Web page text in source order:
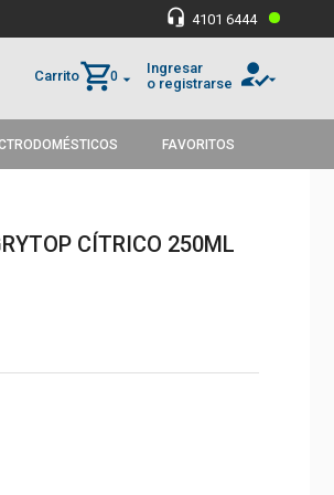
headset_mic 4101 6444 •
Carritoshopping_cart0 arrow_drop_down
Ingresar
o registrarse how_to_reg
arrow_drop_down
FAVORITOS
CÍTRICO 250ML